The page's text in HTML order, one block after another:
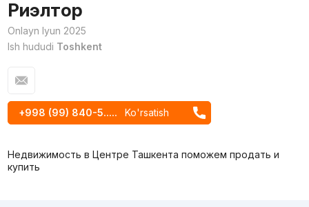
Риэлтор
Onlayn Iyun 2025
Ish hududi Toshkent
+998 (99) 840-5..... Ko'rsatish
Недвижимость в Центре Ташкента поможем продать и
купить